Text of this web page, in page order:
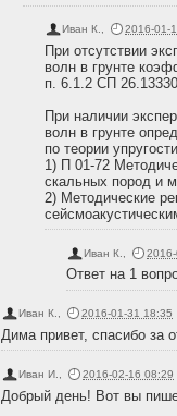
Иван К., 2016-01-
При отсутствии
волн в грунте
п. 6.1.2 СП
При наличии
волн в грунте
по теории
1) П 01-72
скальных пород и
2) Методические
Иван К.
Ответ на 1
Иван К., 2016-01-31 18:35
Дима привет, спасибо за
Иван И. 2016-02-16 08:29
Добрый день! Вот вы